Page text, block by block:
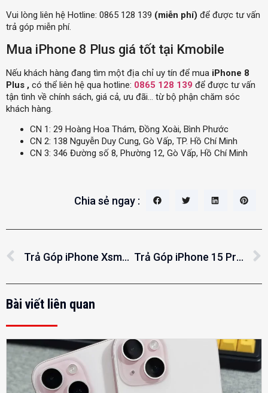
Vui lòng liên hệ Hotline: 0865 128 139 (miễn phí) để được tư vấn
trả góp miễn phí.
Mua iPhone 8 Plus giá tốt tại Kmobile
Nếu khách hàng đang tìm một địa chỉ uy tín để mua iPhone 8
Plus , có thể liên hệ qua hotline: 0865 128 139 để được tư vấn
tận tình về chính sách, giá cả, ưu đãi… từ bộ phận chăm sóc
khách hàng.
CN 1: 29 Hoàng Hoa Thám, Đồng Xoài, Bình Phước
CN 2: 138 Nguyễn Duy Cung, Gò Vấp, TP. Hồ Chí Minh
CN 3: 346 Đường số 8, Phường 12, Gò Vấp, Hồ Chí Minh
Chia sẻ ngay :
Trả Góp iPhone Xsmax tại Thành Phố Đồng Xoài Trả Góp iPhone 15 Promax tại Thành Phố Đồng Xoài
Bài viết liên quan